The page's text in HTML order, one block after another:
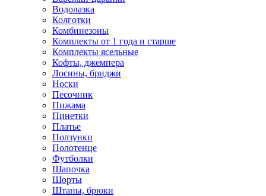
Водолазка
Колготки
Комбинезоны
Комплекты от 1 года и старше
Комплекты ясельные
Кофты, джемпера
Лосины, бриджи
Носки
Песочник
Пижама
Пинетки
Платье
Ползунки
Полотенце
Футболки
Шапочка
Шорты
Штаны, брюки